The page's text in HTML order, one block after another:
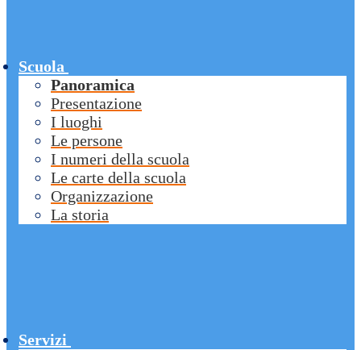
Scuola
Panoramica
Presentazione
I luoghi
Le persone
I numeri della scuola
Le carte della scuola
Organizzazione
La storia
Servizi